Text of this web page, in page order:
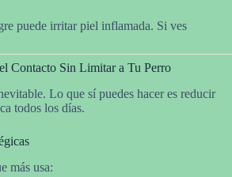
puede irritar piel inflamada. Si ves
Contacto Sin Limitar a Tu Perro
Lo que sí puedes hacer es reducir
todos los días.
más usa: